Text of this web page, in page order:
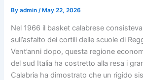
Byadmin/ May 22, 2026
Nel 1966 il basket calabrese
sull’asfalto dei cortili delle scuole di
Vent’anni dopo, questa regione
del sud Italia ha costretto alla resa i
Calabria ha dimostrato che un rigido